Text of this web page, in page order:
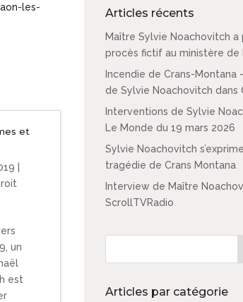
les-
et
un
est
Articles récents
Maître Sylvie Noachovitch a
procès fictif au ministère de
Incendie de Crans-Montana
de Sylvie Noachovitch dans
Interventions de Sylvie
Le Monde du 19 mars 2026
Sylvie Noachovitch
tragédie de Crans Montana
Interview de Maître
ScrollTVRadio
Articles par catégorie